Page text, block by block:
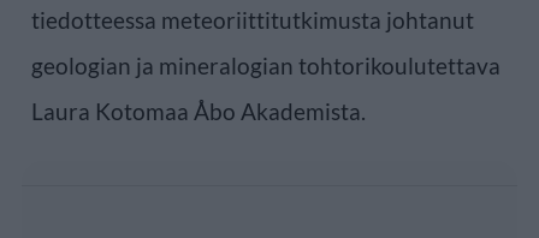
tiedotteessa meteoriittitutkimusta johtanut
geologian ja mineralogian tohtorikoulutettava
Laura Kotomaa Åbo Akademista.